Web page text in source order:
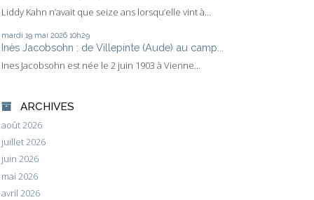
Liddy Kahn n’avait que seize ans lorsqu’elle vint à...
mardi 19 mai 2026 10h29
Inès Jacobsohn : de Villepinte (Aude) au camp...
Ines Jacobsohn est née le 2 juin 1903 à Vienne...
ARCHIVES
août 2026
juillet 2026
juin 2026
mai 2026
avril 2026